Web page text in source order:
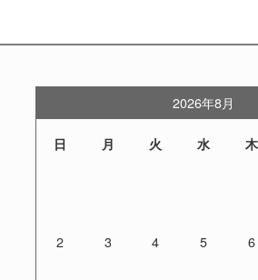
2026年8月
日 月 火 水 木
2 3 4 5 6